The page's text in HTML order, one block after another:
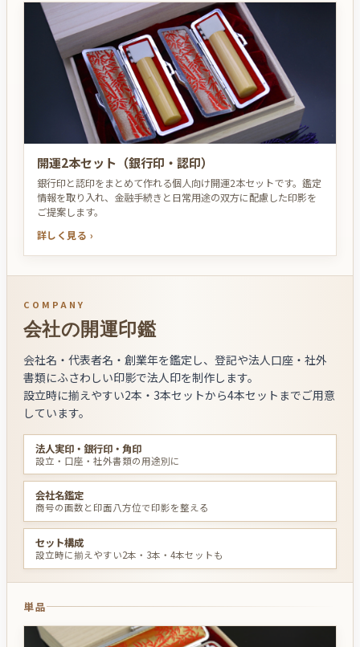
開運2本セット（銀行印・認印）
銀行印と認印をまとめて作れる個人向け開運2本セットです。鑑定
情報を取り入れ、金融手続きと日常用途の双方に配慮した印影を
ご提案します。
詳しく見る ›
COMPANY
会社の開運印鑑
会社名・代表者名・創業年を鑑定し、登記や法人口座・社外
書類にふさわしい印影で法人印を制作します。
設立時に揃えやすい2本・3本セットから4本セットまでご用意
しています。
法人実印・銀行印・角印
設立・口座・社外書類の用途別に
会社名鑑定
商号の画数と印面八方位で印影を整える
セット構成
設立時に揃えやすい2本・3本・4本セットも
単品